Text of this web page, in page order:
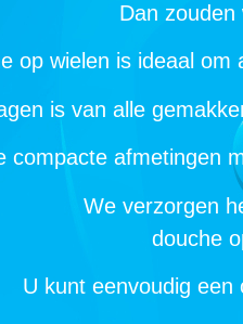
Dan zouden
op wielen is ideaal
is van alle
compacte afmetingen
We verzorgen
douche
U kunt eenvoudig